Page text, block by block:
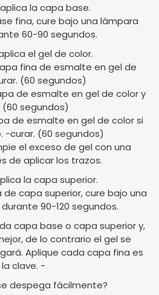
aplica la capa base.
fina, cure bajo una lámpara
60-90 segundos.
el gel de color.
fina de esmalte en gel de
(60 segundos)
de esmalte en gel de color y
(60 segundos)
de esmalte en gel de color si
-curar. (60 segundos)
el exceso de gel con una
de aplicar los trazos.
la capa superior.
capa superior, cure bajo una
durante 90-120 segundos.
capa base o capa superior y,
de lo contrario el gel se
Aplique cada capa fina es
la clave. -
despega fácilmente?